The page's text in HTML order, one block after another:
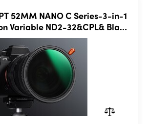
52MM NANO C Series-3-in-1
Variable ND2-32&CPL& Black
Mist 1/4